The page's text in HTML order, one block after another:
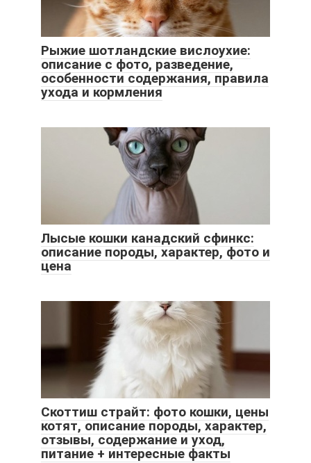
Рыжие шотландские вислоухие:
описание с фото, разведение,
особенности содержания, правила
ухода и кормления
Лысые кошки канадский сфинкс:
описание породы, характер, фото и
цена
Скоттиш страйт: фото кошки, цены
котят, описание породы, характер,
отзывы, содержание и уход,
питание + интересные факты